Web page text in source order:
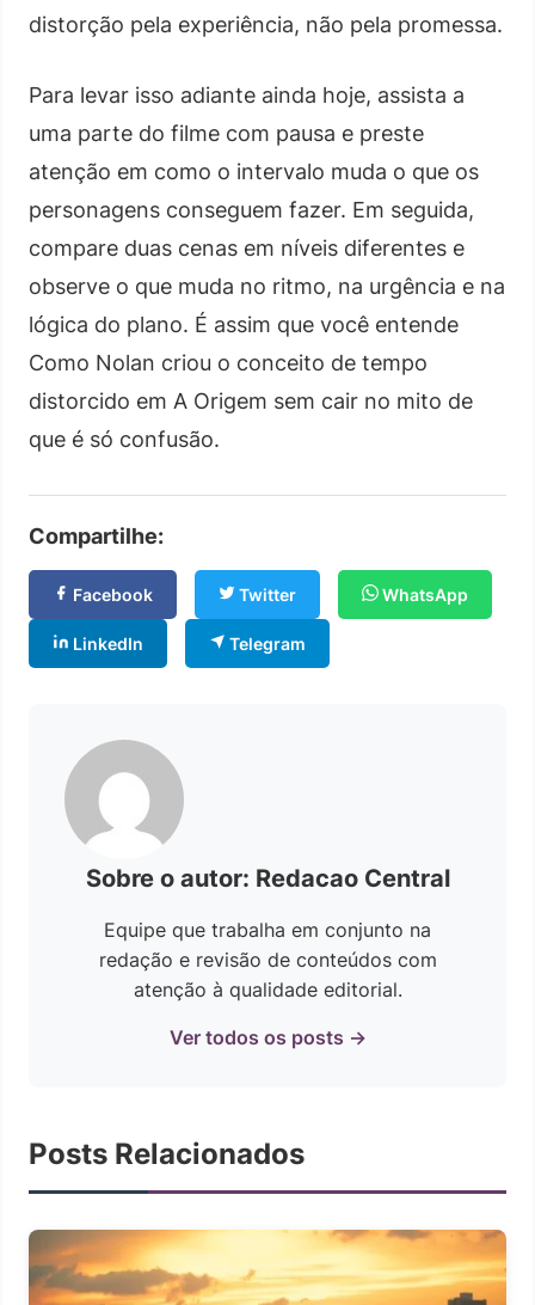
distorção pela experiência, não pela promessa.
Para levar isso adiante ainda hoje, assista a
uma parte do filme com pausa e preste
atenção em como o intervalo muda o que os
personagens conseguem fazer. Em seguida,
compare duas cenas em níveis diferentes e
observe o que muda no ritmo, na urgência e na
lógica do plano. É assim que você entende
Como Nolan criou o conceito de tempo
distorcido em A Origem sem cair no mito de
que é só confusão.
Compartilhe:
Facebook Twitter WhatsApp
LinkedIn Telegram
Sobre o autor: Redacao Central
Equipe que trabalha em conjunto na
redação e revisão de conteúdos com
atenção à qualidade editorial.
Ver todos os posts →
Posts Relacionados